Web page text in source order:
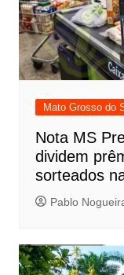
Mato Grosso do
Nota MS
dividem
sorteados
Pablo